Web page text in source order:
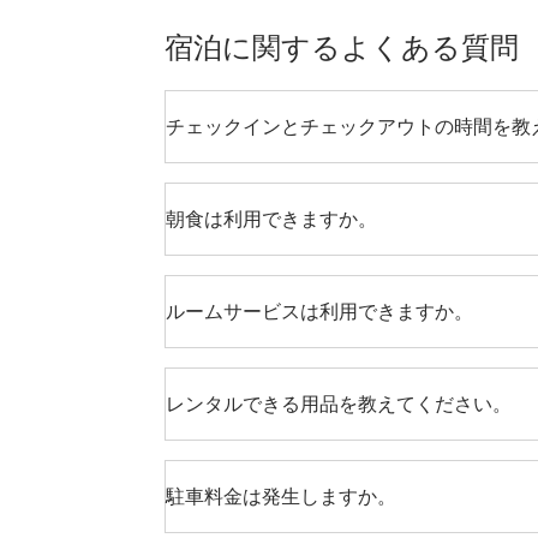
宿泊に関するよくある質問
チェックインとチェックアウトの時間を教
朝食は利用できますか。
ルームサービスは利用できますか。
レンタルできる用品を教えてください。
駐車料金は発生しますか。